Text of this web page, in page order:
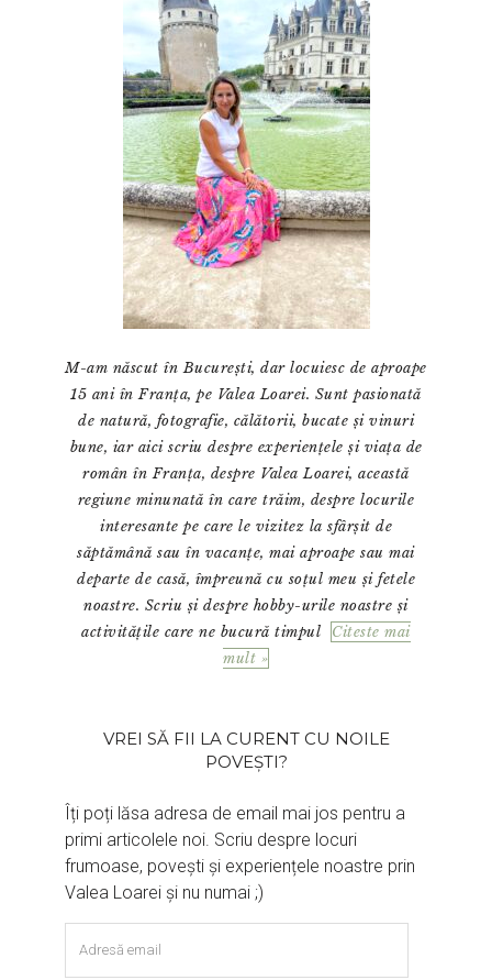
M-am născut în București, dar locuiesc de aproape
15 ani în Franța, pe Valea Loarei. Sunt pasionată
de natură, fotografie, călătorii, bucate și vinuri
bune, iar aici scriu despre experiențele și viața de
român în Franța, despre Valea Loarei, această
regiune minunată în care trăim, despre locurile
interesante pe care le vizitez la sfârșit de
săptămână sau în vacanțe, mai aproape sau mai
departe de casă, împreună cu soțul meu și fetele
noastre. Scriu și despre hobby-urile noastre și
activitățile care ne bucură timpul
Citeste mai
mult »
VREI SĂ FII LA CURENT CU NOILE
POVEȘTI?
Îți poți lăsa adresa de email mai jos pentru a
primi articolele noi. Scriu despre locuri
frumoase, povești și experiențele noastre prin
Valea Loarei și nu numai ;)
email